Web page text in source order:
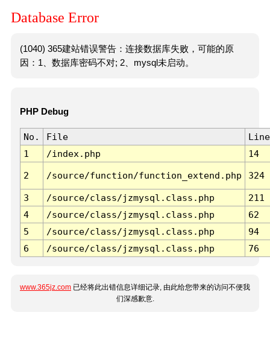
Database Error
(1040) 365建站错误警告：连接数据库失败，可能的原
因：1、数据库密码不对; 2、mysql未启动。
PHP Debug
No. File
Line
1
/index.php 14
2 /source/function/function_extend.php 324
3 /source/class/jzmysql.class.php
211
4
/source/class/jzmysql.class.php
62
5
/source/class/jzmysql.class.php
94
6
/source/class/jzmysql.class.php 76
www.365jz.com 已经将此出错信息详细记录, 由此给您带来的访问不便我
们深感歉意.